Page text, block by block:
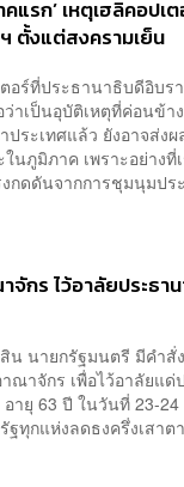
แรก’ เหตุเฮลิคอป
ตั้งแต่สงครามเย็น
อร์ที่ประธานาธิบดีอิบร
าเป็นอุบัติเหตุที่ค่อนข้า
ระเทศแล้ว ยังอาจส่ง
ในภูมิภาค เพราะอย่าง
กดดันจากการชุมนุมปร
จักร ไว้อาลัยประธา
น นายกรัฐมนตรี มีคำสั่
ณาจักร เพื่อไว้อาลัยแ
ายุ 63 ปี ในวันที่ 23-
ทุกแห่งลดธงครึ่งเสา